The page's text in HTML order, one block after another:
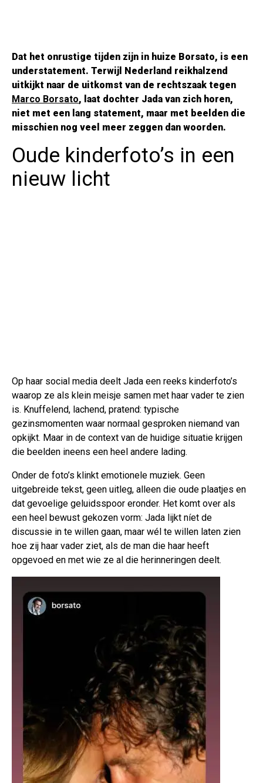
Dat het onrustige tijden zijn in huize Borsato, is een
understatement. Terwijl Nederland reikhalzend
uitkijkt naar de uitkomst van de rechtszaak tegen
Marco Borsato, laat dochter Jada van zich horen,
niet met een lang statement, maar met beelden die
misschien nog veel meer zeggen dan woorden.
Oude kinderfoto’s in een
nieuw licht
Op haar social media deelt Jada een reeks kinderfoto’s
waarop ze als klein meisje samen met haar vader te zien
is. Knuffelend, lachend, pratend: typische
gezinsmomenten waar normaal gesproken niemand van
opkijkt. Maar in de context van de huidige situatie krijgen
die beelden ineens een heel andere lading.
Onder de foto’s klinkt emotionele muziek. Geen
uitgebreide tekst, geen uitleg, alleen die oude plaatjes en
dat gevoelige geluidsspoor eronder. Het komt over als
een heel bewust gekozen vorm: Jada lijkt níet de
discussie in te willen gaan, maar wél te willen laten zien
hoe zij haar vader ziet, als de man die haar heeft
opgevoed en met wie ze al die herinneringen deelt.